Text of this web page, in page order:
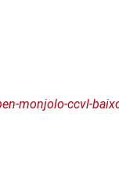
monjolo-ccvl-